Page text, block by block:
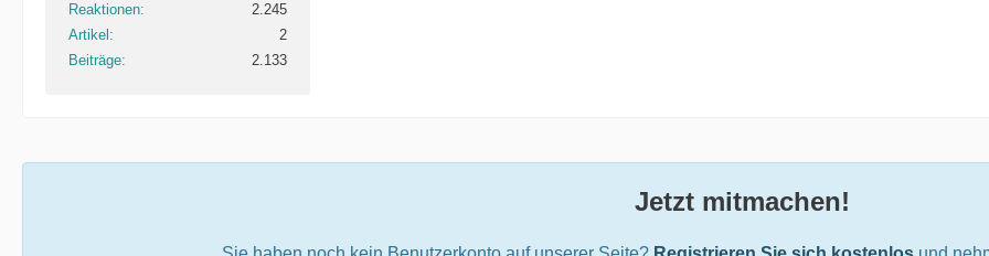
Reaktionen
2.245
Artikel
2
Beiträge
2.133
Jetzt mitmachen!